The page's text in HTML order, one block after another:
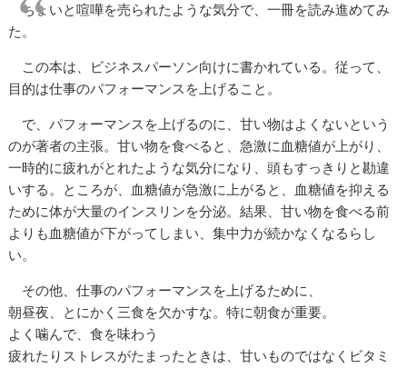
ちょいと喧嘩を売られたような気分で、一冊を読み進めてみ
た。
この本は、ビジネスパーソン向けに書かれている。従って、
目的は仕事のパフォーマンスを上げること。
で、パフォーマンスを上げるのに、甘い物はよくないという
のが著者の主張。甘い物を食べると、急激に血糖値が上がり、
一時的に疲れがとれたような気分になり、頭もすっきりと勘違
いする。ところが、血糖値が急激に上がると、血糖値を抑える
ために体が大量のインスリンを分泌。結果、甘い物を食べる前
よりも血糖値が下がってしまい、集中力が続かなくなるらし
い。
その他、仕事のパフォーマンスを上げるために、
朝昼夜、とにかく三食を欠かすな。特に朝食が重要。
よく噛んで、食を味わう
疲れたりストレスがたまったときは、甘いものではなくビタミ